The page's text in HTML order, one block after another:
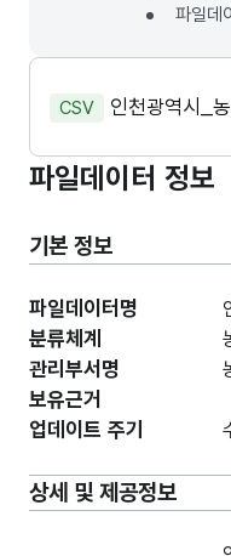
파일데
CSV 인천광역시_
파일데이터 정보
기본 정보
파일데이터명
분류체계
관리부서명
보유근거
업데이트 주기
상세 및 제공정보